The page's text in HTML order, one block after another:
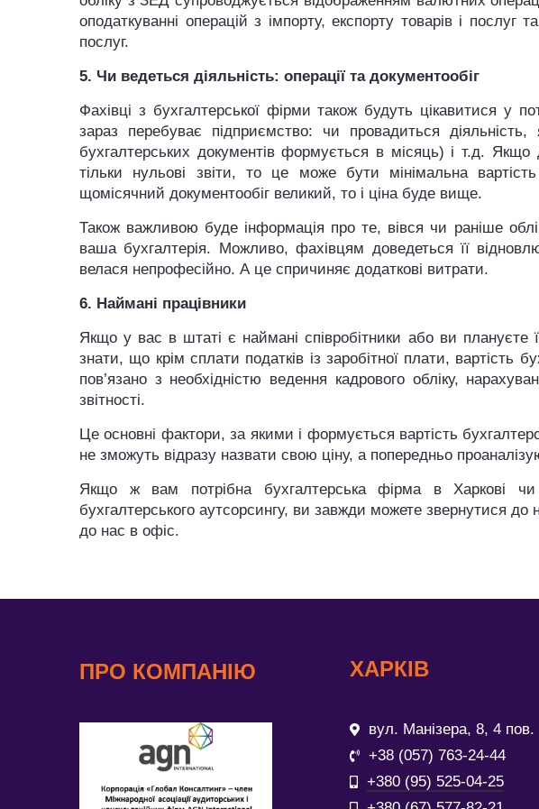
оподаткуванні операцій з імпорту, експорту товарів і послуг
послуг.
5. Чи ведеться діяльність: операції та документообіг
Фахівці з бухгалтерської фірми також будуть цікавитися у
зараз перебуває підприємство: чи провадиться діяльність,
бухгалтерських документів формується в місяць) і т.д. Якщо
тільки нульові звіти, то це може бути мінімальна
щомісячний документообіг великий, то і ціна буде вище.
Також важливою буде інформація про те, вівся чи раніше
ваша бухгалтерія. Можливо, фахівцям доведеться її
велася непрофесійно. А це спричиняє додаткові витрати.
6. Наймані працівники
Якщо у вас в штаті є наймані співробітники або ви
знати, що крім сплати податків із заробітної плати, вартість
пов’язано з необхідністю ведення кадрового обліку,
звітності.
Це основні фактори, за якими і формується вартість
не зможуть відразу назвати свою ціну, а попередньо
Якщо ж вам потрібна бухгалтерська фірма в Харкові чи
бухгалтерського аутсорсингу, ви завжди можете звернутися
до нас в офіс.
ПРО КОМПАНІЮ ХАРКІВ
вул. Манізера, 8, 4 пов.
+38 (057) 763-24-44
+380 (95) 525-04-25